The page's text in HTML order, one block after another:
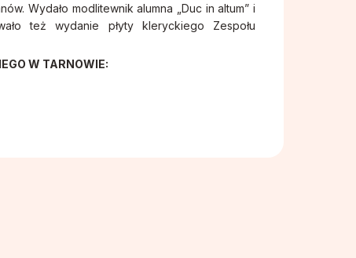
Wydało modlitewnik alumna „Duc in altum” i
też wydanie płyty kleryckiego Zespołu
W TARNOWIE: